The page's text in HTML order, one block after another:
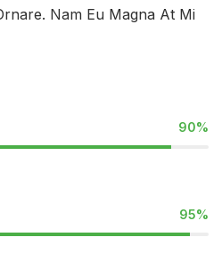
Nam Eu Magna At Mi
90%
95%